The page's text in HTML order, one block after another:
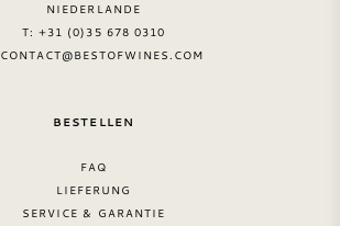
NIEDERLANDE
T: +31 (0)35 678 0310
CONTACT@BESTOFWINES.COM
BESTELLEN
FAQ
LIEFERUNG
SERVICE & GARANTIE